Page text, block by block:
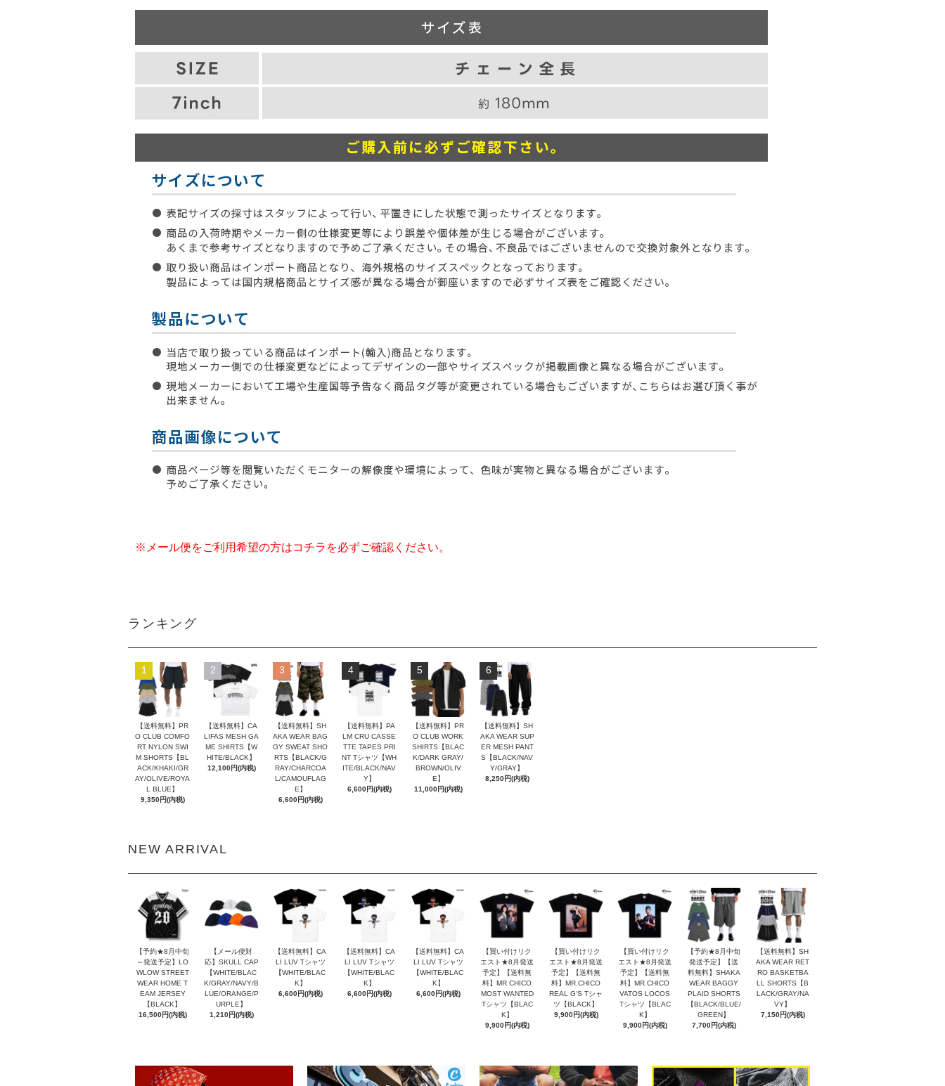
※メール便をご利用希望の方はコチラを必ずご確認ください。
ランキング
1
【送料無料】PR
O CLUB COMFO
RT NYLON SWI
M SHORTS【BL
ACK/KHAKI/GR
AY/OLIVE/ROYA
L BLUE】
9,350円(内税)
2
【送料無料】CA
LIFAS MESH GA
ME SHIRTS【W
HITE/BLACK】
12,100円(内税)
3
【送料無料】SH
AKA WEAR BAG
GY SWEAT SHO
RTS【BLACK/G
RAY/CHARCOA
L/CAMOUFLAG
E】
6,600円(内税)
4
【送料無料】PA
LM CRU CASSE
TTE TAPES PRI
NT Tシャツ【WH
ITE/BLACK/NAV
Y】
6,600円(内税)
5
【送料無料】PR
O CLUB WORK
SHIRTS【BLAC
K/DARK GRAY/
BROWN/OLIV
E】
11,000円(内税)
6
【送料無料】SH
AKA WEAR SUP
ER MESH PANT
S【BLACK/NAV
Y/GRAY】
8,250円(内税)
NEW ARRIVAL
【予約★8月中旬
～発送予定】LO
WLOW STREET
WEAR HOME T
EAM JERSEY
【BLACK】
16,500円(内税)
【メール便対
応】SKULL CAP
【WHITE/BLAC
K/GRAY/NAVY/B
LUE/ORANGE/P
URPLE】
1,210円(内税)
【送料無料】CA
LI LUV Tシャツ
【WHITE/BLAC
K】
6,600円(内税)
【送料無料】CA
LI LUV Tシャツ
【WHITE/BLAC
K】
6,600円(内税)
【送料無料】CA
LI LUV Tシャツ
【WHITE/BLAC
K】
6,600円(内税)
【買い付けリク
エスト★8月発送
予定】【送料無
料】MR.CHICO
MOST WANTED
Tシャツ【BLAC
K】
9,900円(内税)
【買い付けリク
エスト★8月発送
予定】【送料無
料】MR.CHICO
REAL G'S Tシャ
ツ【BLACK】
9,900円(内税)
【買い付けリク
エスト★8月発送
予定】【送料無
料】MR.CHICO
VATOS LOCOS
Tシャツ【BLAC
K】
9,900円(内税)
【予約★8月中旬
発送予定】【送
料無料】SHAKA
WEAR BAGGY
PLAID SHORTS
【BLACK/BLUE/
GREEN】
7,700円(内税)
【送料無料】SH
AKA WEAR RET
RO BASKETBA
LL SHORTS【B
LACK/GRAY/NA
VY】
7,150円(内税)